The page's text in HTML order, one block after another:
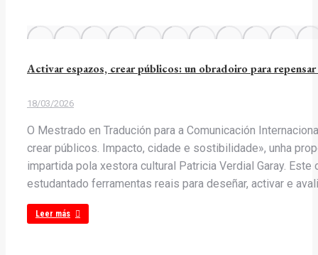
Activar espazos, crear públicos: un obradoiro para
18/03/2026
O Mestrado en Tradución para a Comunicación
crear públicos. Impacto, cidade e sostibilidade», unha
impartida pola xestora cultural Patricia Verdial Garay.
estudantado ferramentas reais para deseñar, activar e
Leer más